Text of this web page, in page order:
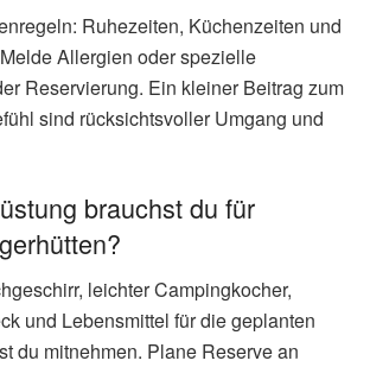
Ruhezeiten, Küchenzeiten und
Allergien oder spezielle
Reservierung. Ein kleiner Beitrag zum
sind rücksichtsvoller Umgang und
brauchst du für
leichter Campingkocher,
und Lebensmittel für die geplanten
du mitnehmen. Plane Reserve an